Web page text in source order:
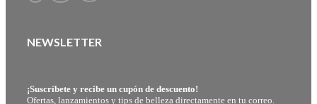
NEWSLETTER
¡Suscríbete y recibe un cupón de descuento!
Ofertas, lanzamientos y tips de belleza directamente en tu correo.